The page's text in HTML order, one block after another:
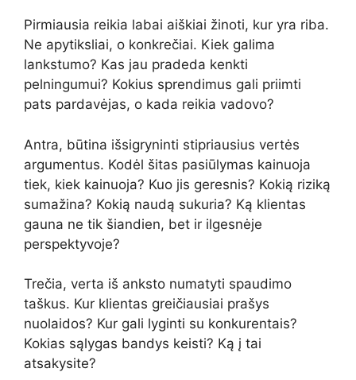
Pirmiausia reikia labai aiškiai žinoti, kur yra riba.
Ne apytiksliai, o konkrečiai. Kiek galima
lankstumo? Kas jau pradeda kenkti
pelningumui? Kokius sprendimus gali priimti
pats pardavėjas, o kada reikia vadovo?
Antra, būtina išsigryninti stipriausius vertės
argumentus. Kodėl šitas pasiūlymas kainuoja
tiek, kiek kainuoja? Kuo jis geresnis? Kokią riziką
sumažina? Kokią naudą sukuria? Ką klientas
gauna ne tik šiandien, bet ir ilgesnėje
perspektyvoje?
Trečia, verta iš anksto numatyti spaudimo
taškus. Kur klientas greičiausiai prašys
nuolaidos? Kur gali lyginti su konkurentais?
Kokias sąlygas bandys keisti? Ką į tai
atsakysite?